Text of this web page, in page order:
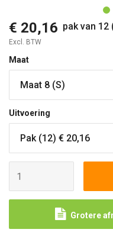
€ 20,16 pak van 12
Excl. BTW
Maat
Uitvoering
Grotere